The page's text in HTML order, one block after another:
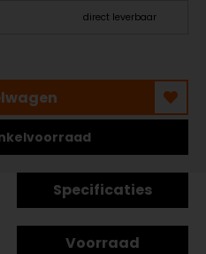
direct leverbaar
Specificaties
Voorraad